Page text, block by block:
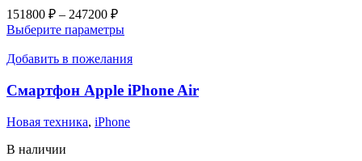
151800 ₽ – 247200 ₽Диапазон
цен:
–
Выберите параметрыЭтот
имеет
вариаций.
Опции
выбрать
Добавить в пожелания
Смартфон Apple iPhone Air
Новая техника, iPhone
В наличии